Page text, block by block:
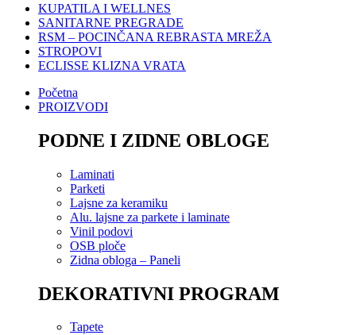
KUPATILA I WELLNES
SANITARNE PREGRADE
RSM – POCINČANA REBRASTA MREŽA
STROPOVI
ECLISSE KLIZNA VRATA
Početna
PROIZVODI
PODNE I ZIDNE OBLOGE
Laminati
Parketi
Lajsne za keramiku
Alu. lajsne za parkete i laminate
Vinil podovi
OSB ploče
Zidna obloga – Paneli
DEKORATIVNI PROGRAM
Tapete